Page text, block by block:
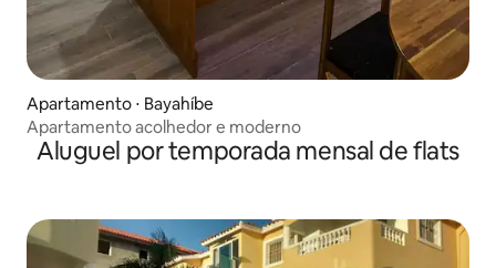
Apartamento ⋅ Bayahíbe
Apartamento acolhedor e moderno
Aluguel por temporada mensal de flats